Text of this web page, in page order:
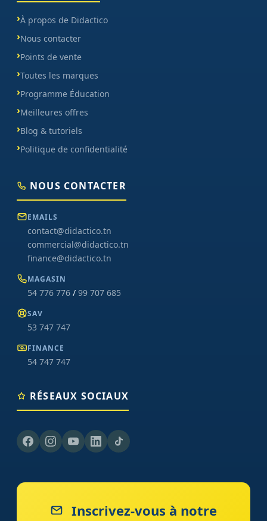
À propos de Didactico
Nous contacter
Points de vente
Toutes les marques
Programme Éducation
Meilleures offres
Blog & tutoriels
Politique de confidentialité
NOUS CONTACTER
EMAILS
contact@didactico.tn
commercial@didactico.tn
finance@didactico.tn
MAGASIN
54 776 776 / 99 707 685
SAV
53 747 747
FINANCE
54 747 747
RÉSEAUX SOCIAUX
Inscrivez-vous à notre